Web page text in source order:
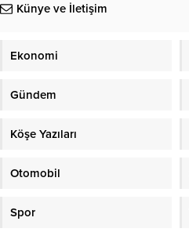
Künye ve İletişim
Ekonomi
Gündem
Köşe Yazıları
Otomobil
Spor